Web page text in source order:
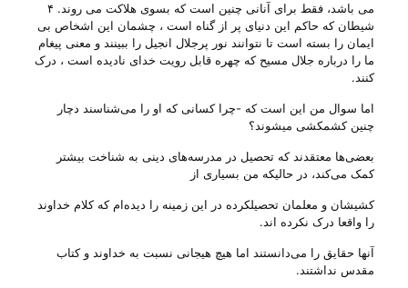
می باشد، فقط برای آنانی چنین است که بسوی هلاکت می روند. ۴
شیطان که حاکم این دنیای پر از گناه است ، چشمان این اشخاص بی
ایمان را بسته است تا نتوانند نور پرجلال انجیل را ببینند و معنی پیغام
ما را درباره جلال مسیح که چهره قابل رویت خدای نادیده است ، درک
کنند.
اما سوال من این است که -چرا کسانی‌ که او را می‌شناسند دچار
چنین کشمکشی میشوند؟
بعضی‌ها معتقدند که تحصیل در مدرسه‌های دینی به شناخت بیشتر
کمک می‌کند، در حالیکه من بسیاری از
کشیشان و معلمان تحصیلکرده در این زمینه را دیده‌ام که کلام خداوند
را واقعا درک نکرده اند.
آنها حقایق را می‌دانستند اما هیچ هیجانی نسبت به خداوند و کتاب
مقدس نداشتند.